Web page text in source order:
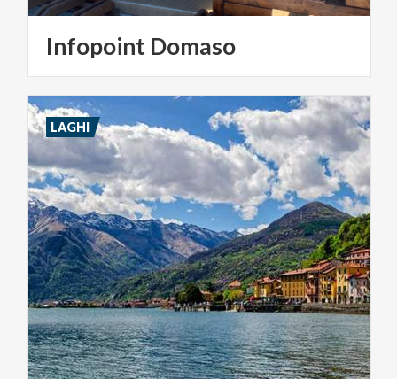
Infopoint Domaso
LAGHI